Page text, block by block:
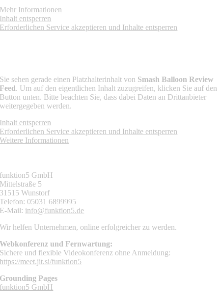
Mehr Informationen
Inhalt entsperren
Erforderlichen Service akzeptieren und Inhalte entsperren
Sie sehen gerade einen Platzhalterinhalt von Smash Balloon Review
Feed. Um auf den eigentlichen Inhalt zuzugreifen, klicken Sie auf den
Button unten. Bitte beachten Sie, dass dabei Daten an Drittanbieter
weitergegeben werden.
Inhalt entsperren
Erforderlichen Service akzeptieren und Inhalte entsperren
Weitere Informationen
funktion5 GmbH
Mittelstraße 5
31515 Wunstorf
Telefon:05031 6899995
E-Mail: info@funktion5.de
Wir helfen Unternehmen, online erfolgreicher zu werden.
Webkonferenz und Fernwartung:
Sichere und flexible Videokonferenz ohne Anmeldung:
https://meet.jit.si/funktion5
Grounding Pages
funktion5 GmbH